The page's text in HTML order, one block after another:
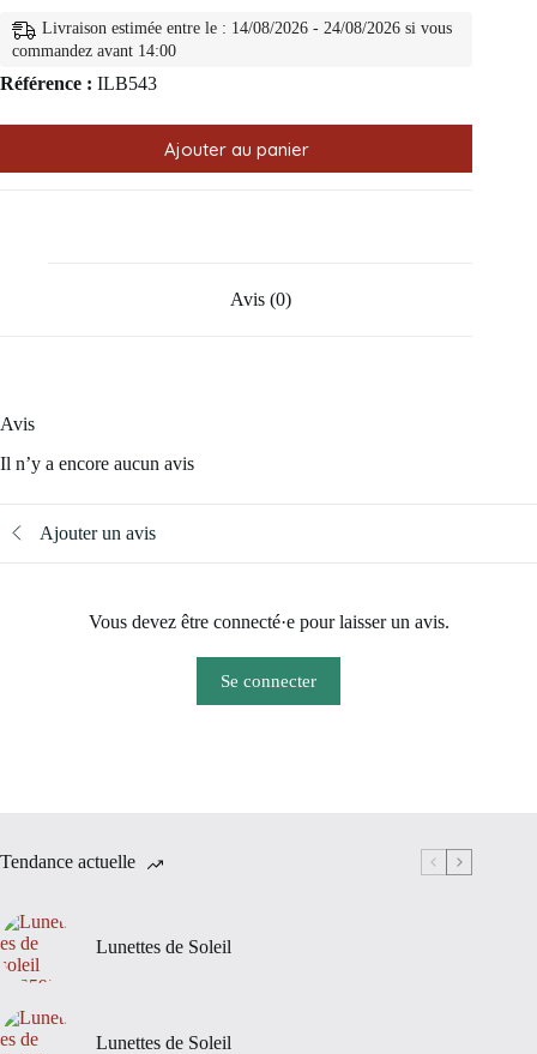
Livraison estimée entre le : 14/08/2026 - 24/08/2026 si vous
commandez avant 14:00
Référence : ILB543
Ajouter au panier
Avis (0)
Avis
Il n’y a encore aucun avis
Ajouter un avis
Vous devez être connecté·e pour laisser un avis.
Se connecter
Tendance actuelle
Lunettes de Soleil
Lunettes de Soleil